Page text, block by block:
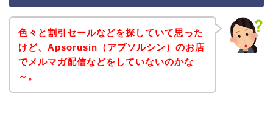
色々と割引セールなどを探していて思った
けど、Apsorusin（アプソルシン）のお店
でメルマガ配信などをしていないのかな
～。